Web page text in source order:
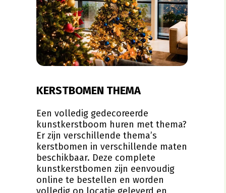
KERSTBOMEN THEMA
Een volledig gedecoreerde
kunstkerstboom huren met thema?
Er zijn verschillende thema’s
kerstbomen in verschillende maten
beschikbaar. Deze complete
kunstkerstbomen zijn eenvoudig
online te bestellen en worden